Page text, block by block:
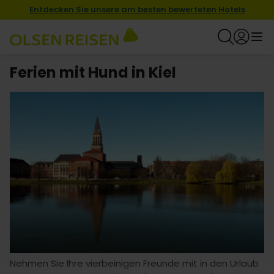
Entdecken Sie unsere am besten bewerteten Hotels
Ferien mit Hund in Kiel
Nehmen Sie Ihre vierbeinigen Freunde mit in den Urlaub